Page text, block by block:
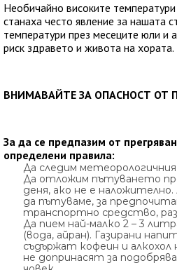
Необичайно високите
станаха често явление за нашата
температури през месеците юли и
риск здравето и живота на хората.
ВНИМАВАЙТЕ ЗА ОПАСНОСТ ОТ
За да се предпазим от
определени правила:
Да следим
Да отложим пътуването
деня, ако не е
да пътуваме, за
транспортно средство,
Да пием най-малко 2 – 3
(вода, айран). Газирани
съдържат кофеин и
не допринасят за